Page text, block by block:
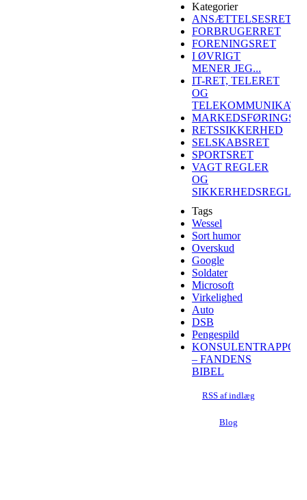
Kategorier
ANSÆTTELSESRET
FORBRUGERRET
FORENINGSRET
I ØVRIGT
MENER JEG...
IT-RET, TELERET
OG
RETSSIKKERHED
SELSKABSRET
SPORTSRET
VAGT REGLER
OG
SIKKERHEDSREGLER
Tags
Wessel
Sort humor
Overskud
Google
Soldater
Microsoft
Virkelighed
Auto
DSB
Pengespild
– FANDENS
BIBEL
RSS af indlæg
Blog